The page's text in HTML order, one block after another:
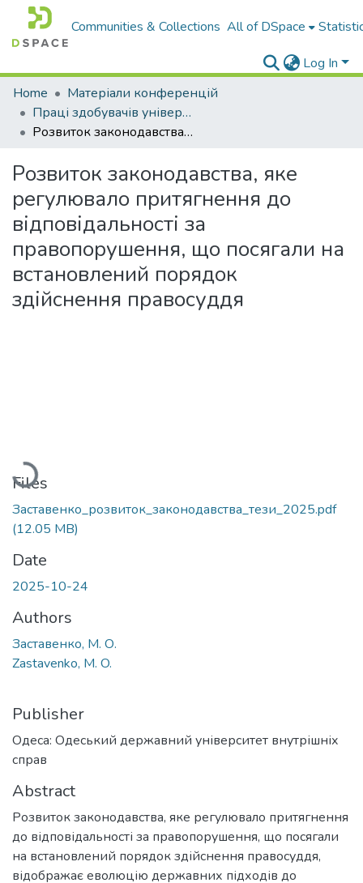
Communities & Collections All of DSpace
Log In
Home
Матеріали конференцій
Праці здобувачів університету
Розвиток законодавства, яке регулювало притягнення до відповідальності за правопорушення, що посягали на встановлений порядок здійснення правосуддя
Розвиток законодавства, яке
регулювало притягнення до
відповідальності за
правопорушення, що посягали на
встановлений порядок
здійснення правосуддя
Loading...
Files
Заставенко_розвиток_законодавства_тези_2025.pdf
(12.05 MB)
Date
2025-10-24
Authors
Заставенко, М. О.
Zastavenko, M. O.
Publisher
Одеса: Одеський державний університет внутрішніх
справ
Abstract
Розвиток законодавства, яке регулювало притягнення
до відповідальності за правопорушення, що посягали
на встановлений порядок здійснення правосуддя,
відображає еволюцію державних підходів до